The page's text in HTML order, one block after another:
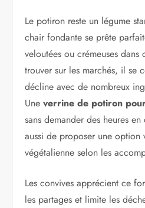
Le potiron reste un légume
chair fondante se prête
veloutées ou crémeuses dans
trouver sur les marchés, il se
décline avec de nombreux
Uneverrine de potiron
sans demander des heures
aussi de proposer une option
végétalienne selon les
Les convives apprécient ce
les partages et limite les